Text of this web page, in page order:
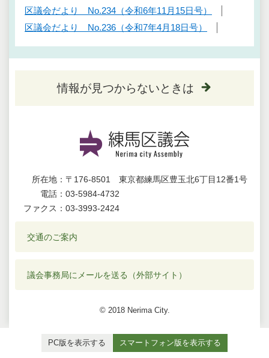
区議会だより No.234（令和6年11月15日号）
区議会だより No.236（令和7年4月18日号）
情報が見つからないときは
所在地： 〒176-8501 東京都練馬区豊玉北6丁目12番1号
電話： 03-5984-4732
ファクス： 03-3993-2424
交通のご案内
議会事務局にメールを送る（外部サイト）
© 2018 Nerima City.
PC版を表示する スマートフォン版を表示する